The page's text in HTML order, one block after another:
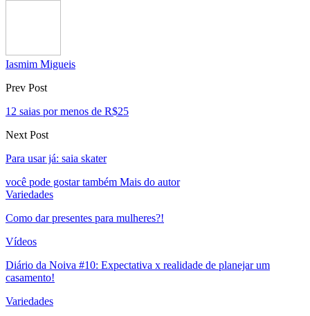
Iasmim Migueis
Prev Post
12 saias por menos de R$25
Next Post
Para usar já: saia skater
você pode gostar também Mais do autor
Variedades
Como dar presentes para mulheres?!
Vídeos
Diário da Noiva #10: Expectativa x realidade de planejar um
casamento!
Variedades